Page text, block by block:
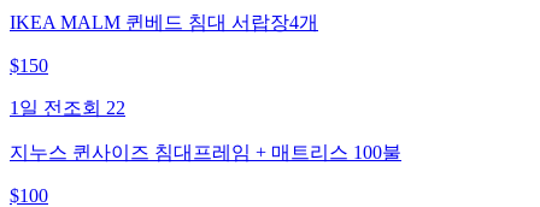
IKEA MALM 퀸베드 침대 서랍장4개
$150
1일 전 조회 22
지누스 퀸사이즈 침대프레임 + 매트리스 100불
$100